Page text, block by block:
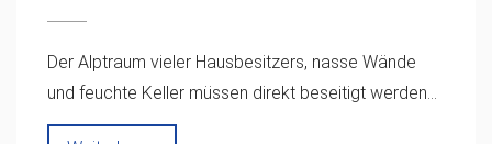
Der Alptraum vieler Hausbesitzers, nasse Wände
und feuchte Keller müssen direkt beseitigt werden...